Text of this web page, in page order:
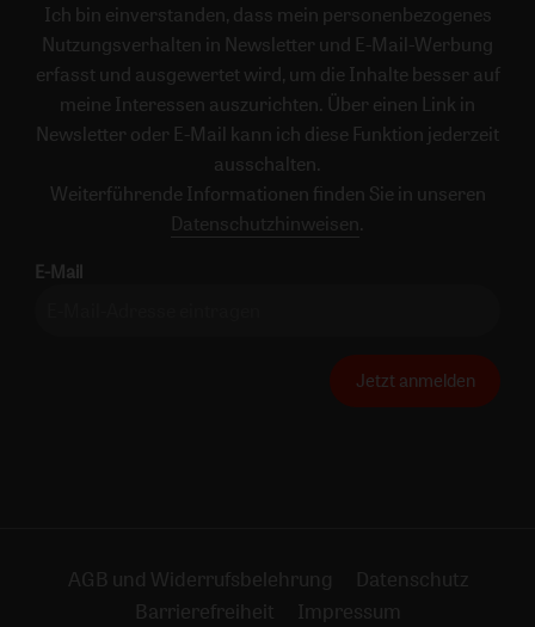
Ich bin einverstanden, dass mein personenbezogenes
Nutzungsverhalten in Newsletter und E-Mail-Werbung
erfasst und ausgewertet wird, um die Inhalte besser auf
meine Interessen auszurichten. Über einen Link in
Newsletter oder E-Mail kann ich diese Funktion jederzeit
ausschalten.
Weiterführende Informationen finden Sie in unseren
Datenschutzhinweisen .
E-Mail
Jetzt anmelden
AGB und Widerrufsbelehrung
Datenschutz
Barrierefreiheit
Impressum